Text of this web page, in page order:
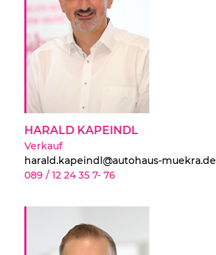
HARALD KAPEINDL
Verkauf
harald.kapeindl@autohaus-muekra.de
089 / 12 24 35 7- 76